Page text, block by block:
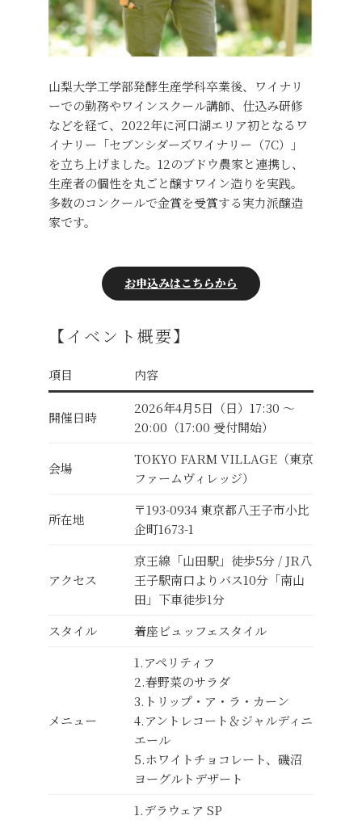
山梨大学工学部発酵生産学科卒業後、ワイナリ
ーでの勤務やワインスクール講師、仕込み研修
などを経て、2022年に河口湖エリア初となるワ
イナリー「セブンシダーズワイナリー（7C）」
を立ち上げました。12のブドウ農家と連携し、
生産者の個性を丸ごと醸すワイン造りを実践。
多数のコンクールで金賞を受賞する実力派醸造
家です。
お申込みはこちらから
【イベント概要】
項目 内容
開催日時
2026年4月5日（日）17:30 ～
20:00（17:00 受付開始）
会場
TOKYO FARM VILLAGE（東京
ファームヴィレッジ）
所在地
〒193-0934 東京都八王子市小比
企町1673-1
アクセス
京王線「山田駅」徒歩5分 / JR八
王子駅南口よりバス10分「南山
田」下車徒歩1分
スタイル
着座ビュッフェスタイル
メニュー
1.アペリティフ
2.春野菜のサラダ
3.トリップ・ア・ラ・カーン
4.アントレコート＆ジャルディニ
エール
5.ホワイトチョコレート、磯沼
ヨーグルトデザート
1.デラウェア SP